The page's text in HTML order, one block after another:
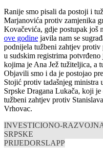
Ranije smo pisali da postoji i
Marjanovića protiv zamjenika
Kovačevića, gdje postupak još
ove godine javila nam se
podnijela tužbeni zahtjev protiv
u sudskim registrima
kojima je Ana Jež tužiteljica, a
Objavili smo i da je postojao
Stojić protiv tadašnjeg ministra
Srpske Dragana Lukača, koji
tužbeni zahtjev protiv
Vrhovac.
INVESTICIONO-
SRPSKE
PRIJEDORSLAPP